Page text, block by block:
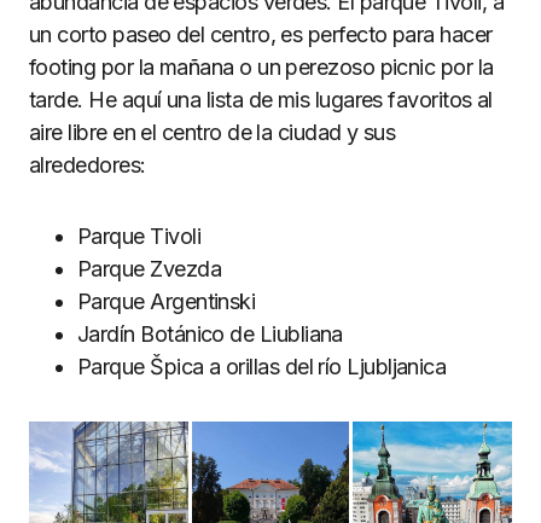
un corto paseo del centro, es perfecto para hacer
footing por la mañana o un perezoso picnic por la
tarde. He aquí una lista de mis lugares favoritos al
aire libre en el centro de la ciudad y sus
alrededores:
Parque Tivoli
Parque Zvezda
Parque Argentinski
Jardín Botánico de Liubliana
Parque Špica a orillas del río Ljubljanica